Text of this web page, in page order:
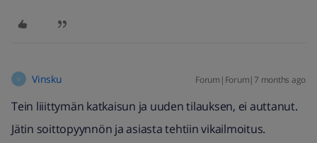
V Vinsku Forum|Forum|7 months ago
Tein liiittymän katkaisun ja uuden tilauksen, ei auttanut.
Jätin soittopyynnön ja asiasta tehtiin vikailmoitus.